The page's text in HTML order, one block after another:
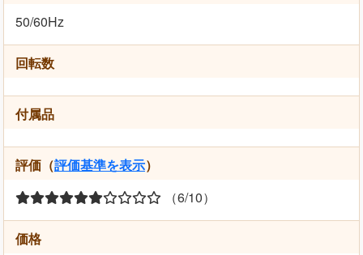
50/60Hz
回転数
付属品
評価（評価基準を表示）
（6/10）
価格